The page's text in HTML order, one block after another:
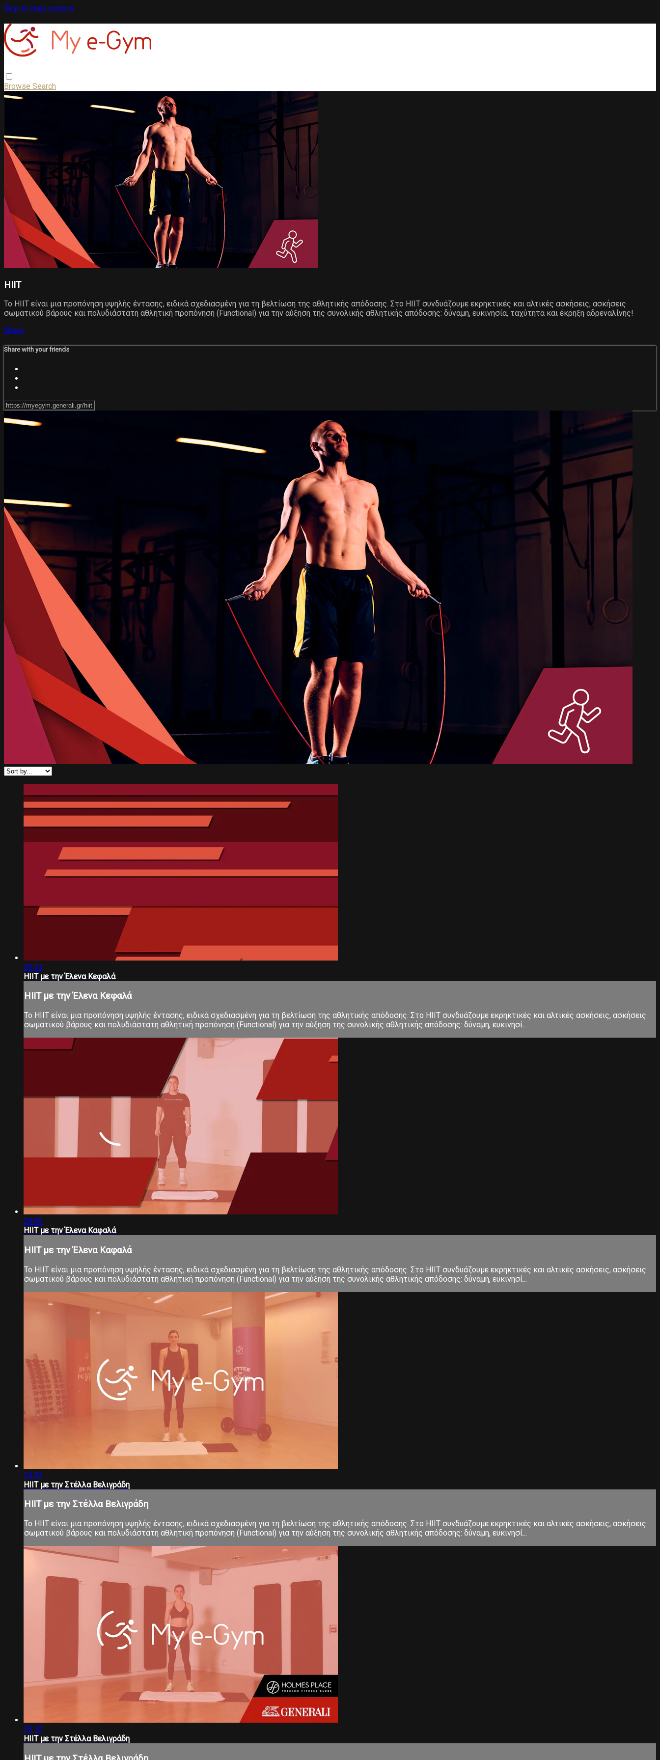
Skip to main content
Browse Search
HIIT
Το ΗΙΙΤ είναι μια προπόνηση υψηλής έντασης, ειδικά σχεδιασμένη για τη βελτίωση της αθλητικής απόδοσης. Στο ΗΙΙΤ συνδυάζουμε εκρηκτικές και αλτικές ασκήσεις, ασκήσεις
σωματικού βάρους και πολυδιάστατη αθλητική προπόνηση (Functional) για την αύξηση της συνολικής αθλητικής απόδοσης: δύναμη, ευκινησία, ταχύτητα και έκρηξη αδρεναλίνης!
Share
Share with your friends
29:43
HIIT με την Έλενα Κεφαλά
HIIT με την Έλενα Κεφαλά
Το ΗΙΙΤ είναι μια προπόνηση υψηλής έντασης, ειδικά σχεδιασμένη για τη βελτίωση της αθλητικής απόδοσης. Στο ΗΙΙΤ συνδυάζουμε εκρηκτικές και αλτικές ασκήσεις, ασκήσεις
σωματικού βάρους και πολυδιάστατη αθλητική προπόνηση (Functional) για την αύξηση της συνολικής αθλητικής απόδοσης: δύναμη, ευκινησί...
29:05
HIIT με την Έλενα Καφαλά
HIIT με την Έλενα Καφαλά
Το ΗΙΙΤ είναι μια προπόνηση υψηλής έντασης, ειδικά σχεδιασμένη για τη βελτίωση της αθλητικής απόδοσης. Στο ΗΙΙΤ συνδυάζουμε εκρηκτικές και αλτικές ασκήσεις, ασκήσεις
σωματικού βάρους και πολυδιάστατη αθλητική προπόνηση (Functional) για την αύξηση της συνολικής αθλητικής απόδοσης: δύναμη, ευκινησί...
24:52
HIIT με την Στέλλα Βελιγράδη
HIIT με την Στέλλα Βελιγράδη
Το ΗΙΙΤ είναι μια προπόνηση υψηλής έντασης, ειδικά σχεδιασμένη για τη βελτίωση της αθλητικής απόδοσης. Στο ΗΙΙΤ συνδυάζουμε εκρηκτικές και αλτικές ασκήσεις, ασκήσεις
σωματικού βάρους και πολυδιάστατη αθλητική προπόνηση (Functional) για την αύξηση της συνολικής αθλητικής απόδοσης: δύναμη, ευκινησί...
25:10
HIIT με την Στέλλα Βελιγράδη